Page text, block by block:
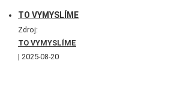
TO VYMYSLÍME
Zdroj:
TO VYMYSLÍME
2025-08-20